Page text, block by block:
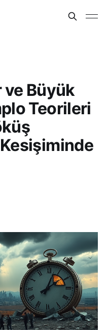
ve Büyük
Teorileri